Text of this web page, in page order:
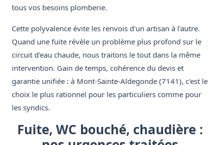
tous vos besoins plomberie.
Cette polyvalence évite les renvois d'un artisan à l'autre.
Quand une fuite révèle un problème plus profond sur le
circuit d'eau chaude, nous traitons le tout dans la même
intervention. Gain de temps, cohérence du devis et
garantie unifiée : à Mont-Sainte-Aldegonde (7141), c'est le
choix le plus rationnel pour les particuliers comme pour
les syndics.
Fuite, WC bouché, chaudière :